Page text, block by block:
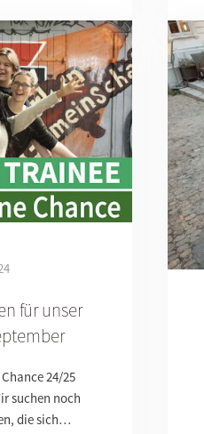
für unser
24/25
suchen noch
die sich…